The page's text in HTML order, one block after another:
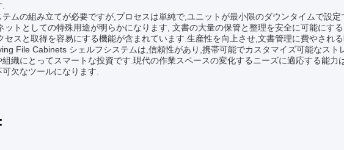
ムの組み立てが必要ですが,プロセスは単純で,ユニットが最小限のダウンタイムで設定
ットとしての特殊用途が明らかになります, 文書の大量の保管と整理を安全に可能にす
セスと取得を容易にする機能が含まれています.生産性を向上させ,文書管理に費やされる
File Cabinets シェルフシステムは,信頼性があり,携帯可能でカスタマイズ可能なスト
織にとってスマートな投資です.現代の作業スペースの変化するニーズに適応する能力
欠なツールになります.